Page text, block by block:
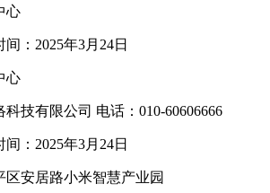
心
：2025年3月24日
心
技有限公司 电话：010-60606666
：2025年3月24日
安居路小米智慧产业园